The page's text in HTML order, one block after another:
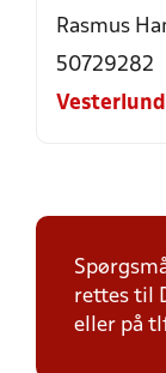
Rasmus
50729282
rettes til
eller på